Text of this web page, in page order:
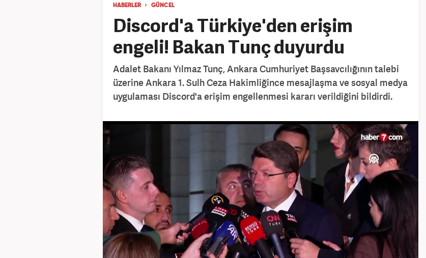
HABERLER GÜNCEL
Discord'a Türkiye'den erişim
engeli! Bakan Tunç duyurdu
Adalet Bakanı Yılmaz Tunç, Ankara Cumhuriyet Başsavcılığının talebi
üzerine Ankara 1. Sulh Ceza Hakimliğince mesajlaşma ve sosyal medya
uygulaması Discord'a erişim engellenmesi kararı verildiğini bildirdi.